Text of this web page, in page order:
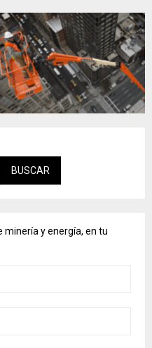
BUSCAR
y energía, en tu